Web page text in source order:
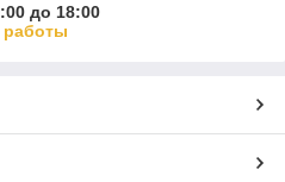
до 18:00
работы